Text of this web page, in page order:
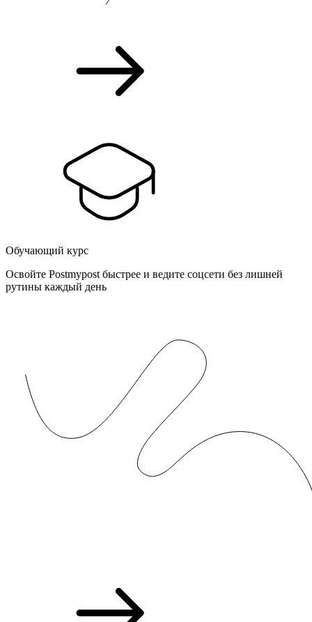
Обучающий курс
Освойте Postmypost быстрее и ведите соцсети без лишней
рутины каждый день